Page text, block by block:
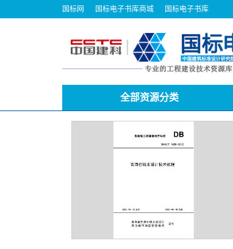
国标网 国标电子书库商城 国标电子书库
全部资源分类